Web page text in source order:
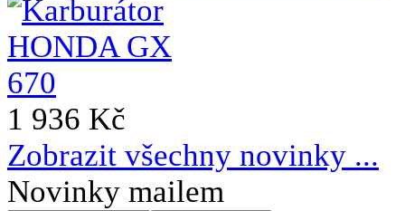
1 936 Kč
Zobrazit všechny novinky ...
Novinky mailem